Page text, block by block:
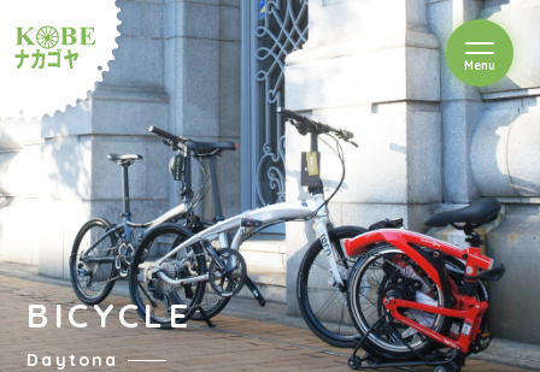
ルショップナカゴヤ
Menuを開閉
BICYCLE
Daytona